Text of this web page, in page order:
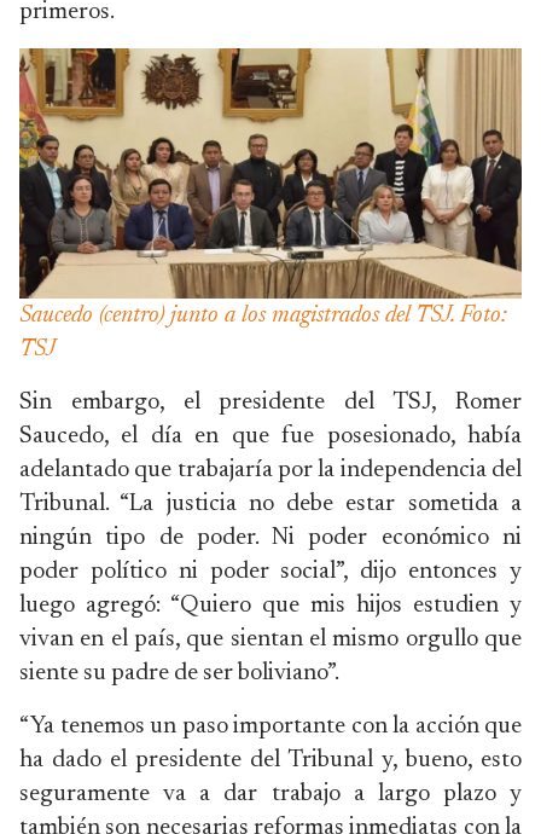
primeros.
Saucedo (centro) junto a los magistrados del TSJ. Foto:
TSJ
Sin embargo, el presidente del TSJ, Romer
Saucedo, el día en que fue posesionado, había
adelantado que trabajaría por la independencia del
Tribunal. “La justicia no debe estar sometida a
ningún tipo de poder. Ni poder económico ni
poder político ni poder social”, dijo entonces y
luego agregó: “Quiero que mis hijos estudien y
vivan en el país, que sientan el mismo orgullo que
siente su padre de ser boliviano”.
“Ya tenemos un paso importante con la acción que
ha dado el presidente del Tribunal y, bueno, esto
seguramente va a dar trabajo a largo plazo y
también son necesarias reformas inmediatas con la